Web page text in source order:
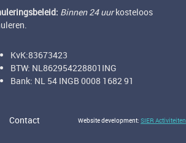
Binnen 24 uurkosteloos
KvK:83673423
BTW: NL862954228801ING
Bank: NL 54 INGB 0008 1682 91
Contact Website development: SIER Activiteiten